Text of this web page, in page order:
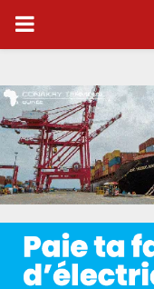
P
I
M
A
R